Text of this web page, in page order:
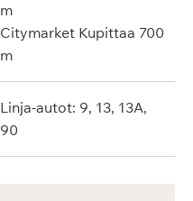
m
Citymarket Kupittaa 700
m
Linja-autot: 9, 13, 13A,
90